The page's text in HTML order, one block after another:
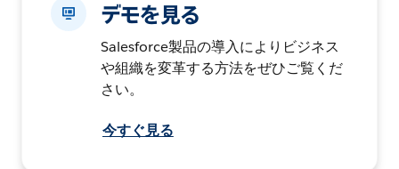
デモを見る
Salesforce製品の導入によりビジネス
や組織を変革する方法をぜひご覧くだ
さい。
今すぐ見る